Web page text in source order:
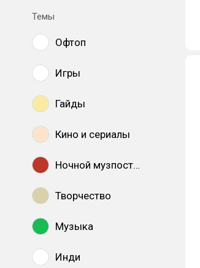
Темы
Офтоп
Игры
Гайды
Кино и сериалы
Ночной музпостинг
Творчество
Музыка
Инди